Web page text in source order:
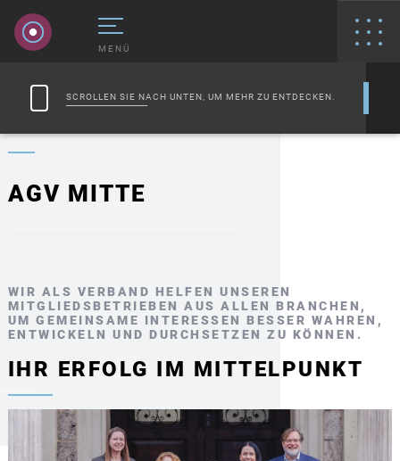
MENÜ
SCROLLEN SIE NACH UNTEN, UM MEHR ZU ENTDECKEN.
AGV MITTE
WIR ALS VERBAND HELFEN UNSEREN
MITGLIEDSBETRIEBEN AUS ALLEN BRANCHEN,
UM GEMEINSAME INTERESSEN BESSER WAHREN,
ENTWICKELN UND DURCHSETZEN ZU KÖNNEN.
IHR ERFOLG IM MITTELPUNKT